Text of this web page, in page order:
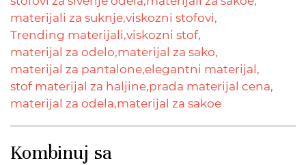
materijali za suknje,viskozni stofovi,
Trending materijali,viskozni stof,
materijal za odelo,materijal za sako,
materijal za pantalone,elegantni materijal,
stof materijal za haljine,prada materijal cena,
materijal za odela,materijal za sakoe
Kombinuj sa